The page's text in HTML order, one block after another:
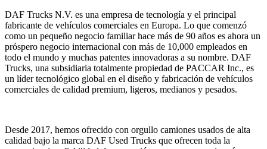
DAF Trucks N.V. es una empresa de tecnología y el principal
fabricante de vehículos comerciales en Europa. Lo que comenzó
como un pequeño negocio familiar hace más de 90 años es ahora un
próspero negocio internacional con más de 10,000 empleados en
todo el mundo y muchas patentes innovadoras a su nombre. DAF
Trucks, una subsidiaria totalmente propiedad de PACCAR Inc., es
un líder tecnológico global en el diseño y fabricación de vehículos
comerciales de calidad premium, ligeros, medianos y pesados.
Desde 2017, hemos ofrecido con orgullo camiones usados de alta
calidad bajo la marca DAF Used Trucks que ofrecen toda la